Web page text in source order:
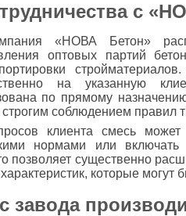
с
«НОВА Бетон»
оптовых партий
на указанную
по прямому
соблюдением правил
клиента смесь
нормами или
позволяет существенно
которые
завода